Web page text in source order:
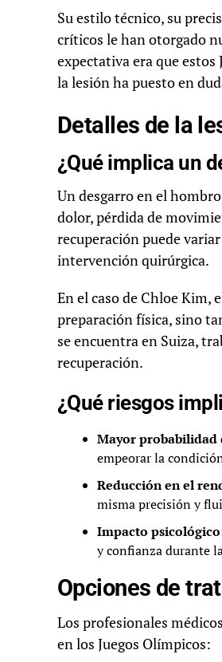
Su estilo técnico, su
críticos le han otorgado
expectativa era que
la lesión ha puesto en
Detalles de la
¿Qué implica un
Un desgarro en el
dolor, pérdida de
recuperación puede
intervención quirúrgica.
En el caso de Chloe Kim,
preparación física, sino
se encuentra en Suiza,
recuperación.
¿Qué riesgos
Mayor probabilidad
empeorar la
Reducción en el
misma precisión y
Impacto
y confianza durante
Opciones de
Los profesionales
en los Juegos Olímpicos: